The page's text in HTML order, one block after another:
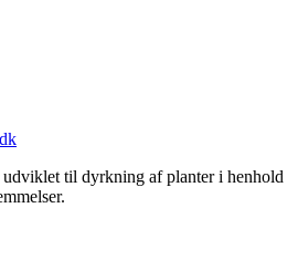
udviklet til dyrkning af planter i henhold